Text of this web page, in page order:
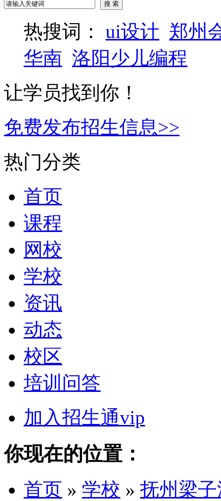
热搜词： ui设计 郑州
华南 洛阳少儿编程
让学员找到你！
免费发布招生信息>>
热门分类
首页
课程
网校
学校
资讯
动态
校区
培训问答
加入招生通vip
你现在的位置：
首页 » 学校 » 抚州梁